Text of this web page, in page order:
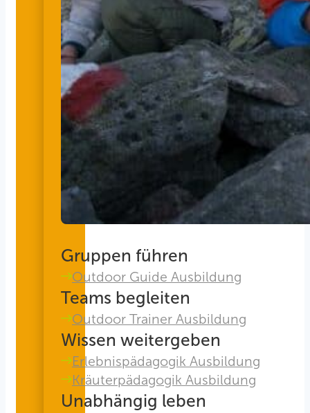
Gruppen führen
Outdoor Guide Ausbildung
Teams begleiten
Outdoor Trainer Ausbildung
Wissen weitergeben
Erlebnispädagogik Ausbildung
Kräuterpädagogik Ausbildung
Unabhängig leben